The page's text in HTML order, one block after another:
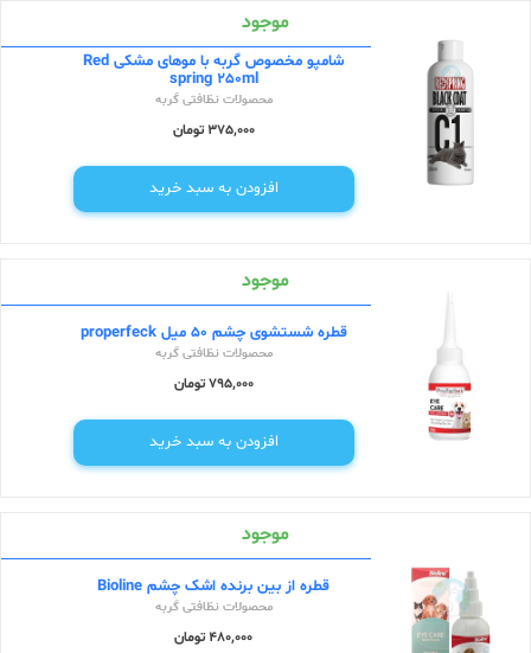
موجود
شامپو مخصوص گربه با موهای مشکی Red
spring 250ml
محصولات نظافتی گربه
375,000 تومان
افزودن به سبد خرید
موجود
قطره شستشوی چشم 50 میل properfeck
محصولات نظافتی گربه
795,000 تومان
افزودن به سبد خرید
موجود
قطره از بین برنده اشک چشم Bioline
محصولات نظافتی گربه
480,000 تومان